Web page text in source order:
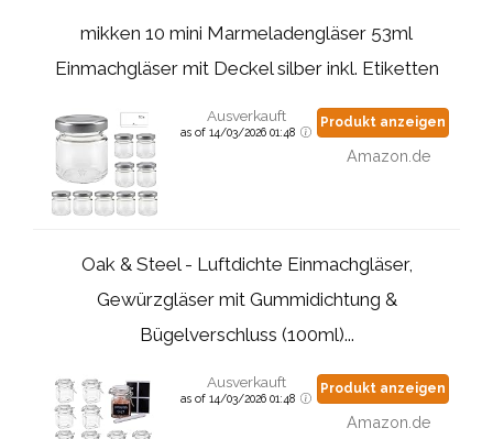
mikken 10 mini Marmeladengläser 53ml
Einmachgläser mit Deckel silber inkl. Etiketten
Ausverkauft
as of 14/03/2026 01:48
Produkt anzeigen
Amazon.de
Oak & Steel - Luftdichte Einmachgläser,
Gewürzgläser mit Gummidichtung &
Bügelverschluss (100ml)...
Ausverkauft
as of 14/03/2026 01:48
Produkt anzeigen
Amazon.de